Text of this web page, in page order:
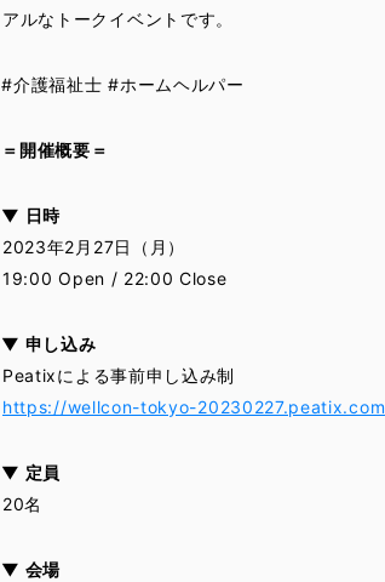
アルなトークイベントです。
#介護福祉士 #ホームヘルパー
＝開催概要＝
▼ 日時
2023年2月27日（月）
19:00 Open / 22:00 Close
▼ 申し込み
Peatixによる事前申し込み制
https://wellcon-tokyo-20230227.peatix.com
▼ 定員
20名
▼ 会場